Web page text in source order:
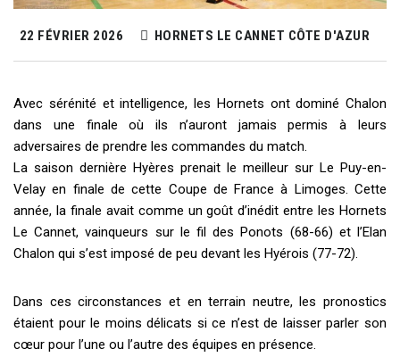
22 FÉVRIER 2026 HORNETS LE CANNET CÔTE D'AZUR
Avec sérénité et intelligence, les Hornets ont dominé Chalon
dans une finale où ils n’auront jamais permis à leurs
adversaires de prendre les commandes du match.
La saison dernière Hyères prenait le meilleur sur Le Puy-en-
Velay en finale de cette Coupe de France à Limoges. Cette
année, la finale avait comme un goût d’inédit entre les Hornets
Le Cannet, vainqueurs sur le fil des Ponots (68-66) et l’Elan
Chalon qui s’est imposé de peu devant les Hyérois (77-72).
Dans ces circonstances et en terrain neutre, les pronostics
étaient pour le moins délicats si ce n’est de laisser parler son
cœur pour l’une ou l’autre des équipes en présence.